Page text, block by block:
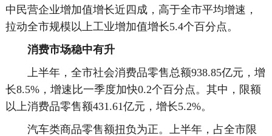
中民营企业增加值增长近四成，高于全市平均增速，
拉动全市规模以上工业增加值增长5.4个百分点。
消费市场稳中有升
上半年，全市社会消费品零售总额938.85亿元，增
长8.5%，增速比一季度加快0.2个百分点。其中，限额
以上消费品零售额431.61亿元，增长5.2%。
汽车类商品零售额扭负为正。上半年，占全市限